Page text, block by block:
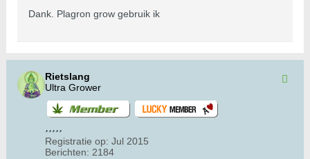
Dank. Plagron grow gebruik ik
Rietslang
Ultra Grower
Registratie op: Jul 2015
Berichten: 2184